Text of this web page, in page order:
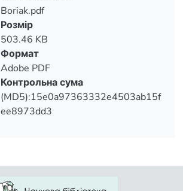
Вантажиться...
Boriak.pdf
Розмір
503.46 KB
Формат
Adobe PDF
Контрольна сума
(MD5):15e0a97363332e4503ab15f
ee8973dd3